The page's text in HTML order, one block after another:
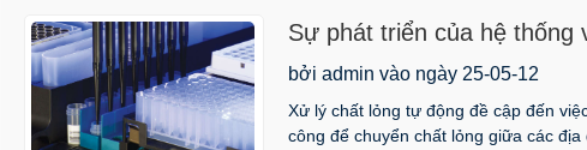
Sự phát triển của hệ thống
bởi admin vào ngày 25-05-12
Xử lý chất lỏng tự động đề cập đến
công để chuyển chất lỏng giữa các